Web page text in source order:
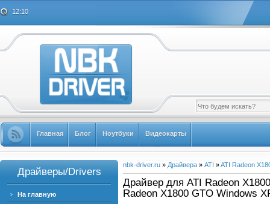
12:10
Главная Блог Ноутбуки Видеокарты
Драйверы/Drivers
На главную
nbk-driver.ru » Драйвера » ATI »ATI Radeon
Драйвер для ATI Radeon
Radeon X1800 GTO Windows